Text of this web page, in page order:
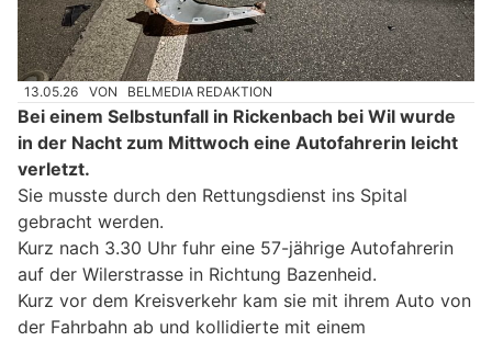
13.05.26 VON BELMEDIA REDAKTION
Bei einem Selbstunfall in Rickenbach bei Wil wurde
in der Nacht zum Mittwoch eine Autofahrerin leicht
verletzt.
Sie musste durch den Rettungsdienst ins Spital
gebracht werden.
Kurz nach 3.30 Uhr fuhr eine 57-jährige Autofahrerin
auf der Wilerstrasse in Richtung Bazenheid.
Kurz vor dem Kreisverkehr kam sie mit ihrem Auto von
der Fahrbahn ab und kollidierte mit einem